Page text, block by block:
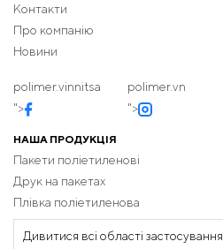
Контакти
Про компанію
Новини
polimer.vinnitsa
">
polimer.vn
">
НАША ПРОДУКЦІЯ
Пакети поліетиленові
Друк на пакетах
Плівка поліетиленова
Дивитися всі області застосування